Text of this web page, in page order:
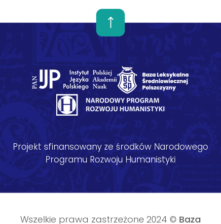
Projekt sfinansowany ze środków Narodowego
Programu Rozwoju Humanistyki
Wszelkie prawa zastrzeżone 2024 © Baza